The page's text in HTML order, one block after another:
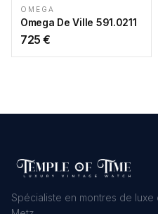
OMEGA
Omega De Ville 591.0211
725 €
Spécialiste en montres de